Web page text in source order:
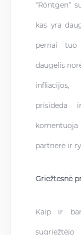
“Röntgen”
kas yra
pernai
daugelis
infliacijos,
prisideda
komentuoja
partnerė ir
Griežtesnė
Kaip ir